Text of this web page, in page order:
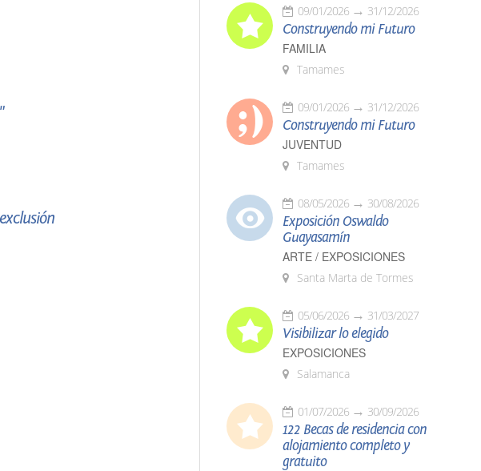
09/01/2026 31/12/2026
Construyendo mi Futuro
FAMILIA
Tamames
09/01/2026 31/12/2026
Construyendo mi Futuro
JUVENTUD
Tamames
08/05/2026 30/08/2026
Exposición Oswaldo
Guayasamín
ARTE / EXPOSICIONES
Santa Marta de Tormes
05/06/2026 31/03/2027
Visibilizar lo elegido
EXPOSICIONES
Salamanca
01/07/2026 30/09/2026
122 Becas de residencia con
alojamiento completo y
gratuito